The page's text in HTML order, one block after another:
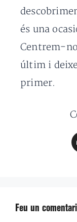
és una
Centrem-
últim i
primer.
Feu un comentari